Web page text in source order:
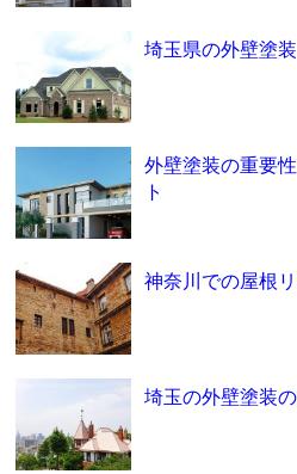
埼玉県の外壁塗
外壁塗装の重要
ト
神奈川での屋根
埼玉の外壁塗装